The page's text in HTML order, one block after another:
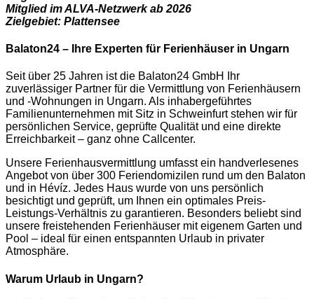
Mitglied im ALVA-Netzwerk ab 2026
Zielgebiet: Plattensee
Balaton24 – Ihre Experten für Ferienhäuser in Ungarn
Seit über 25 Jahren ist die Balaton24 GmbH Ihr
zuverlässiger Partner für die Vermittlung von Ferienhäusern
und -Wohnungen in Ungarn. Als inhabergeführtes
Familienunternehmen mit Sitz in Schweinfurt stehen wir für
persönlichen Service, geprüfte Qualität und eine direkte
Erreichbarkeit – ganz ohne Callcenter.
Unsere Ferienhausvermittlung umfasst ein handverlesenes
Angebot von über 300 Feriendomizilen rund um den Balaton
und in Hévíz. Jedes Haus wurde von uns persönlich
besichtigt und geprüft, um Ihnen ein optimales Preis-
Leistungs-Verhältnis zu garantieren. Besonders beliebt sind
unsere freistehenden Ferienhäuser mit eigenem Garten und
Pool – ideal für einen entspannten Urlaub in privater
Atmosphäre.
Warum Urlaub in Ungarn?